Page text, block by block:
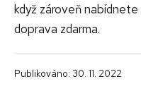
když zároveň
doprava zdarma.
Publikováno: 30. 11. 2022